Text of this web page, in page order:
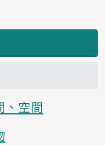
、空間